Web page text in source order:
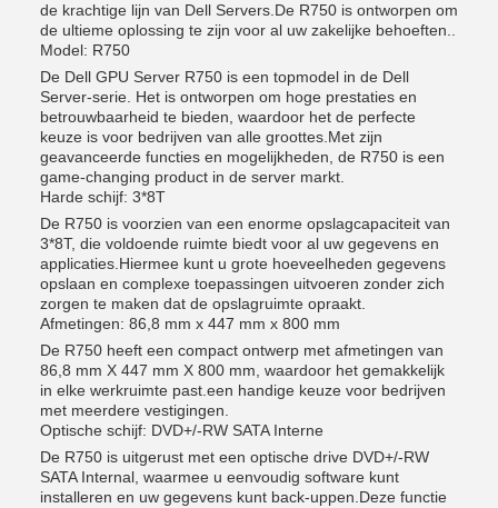
de krachtige lijn van Dell Servers.De R750 is ontworpen om
de ultieme oplossing te zijn voor al uw zakelijke behoeften..
Model: R750
De Dell GPU Server R750 is een topmodel in de Dell
Server-serie. Het is ontworpen om hoge prestaties en
betrouwbaarheid te bieden, waardoor het de perfecte
keuze is voor bedrijven van alle groottes.Met zijn
geavanceerde functies en mogelijkheden, de R750 is een
game-changing product in de server markt.
Harde schijf: 3*8T
De R750 is voorzien van een enorme opslagcapaciteit van
3*8T, die voldoende ruimte biedt voor al uw gegevens en
applicaties.Hiermee kunt u grote hoeveelheden gegevens
opslaan en complexe toepassingen uitvoeren zonder zich
zorgen te maken dat de opslagruimte opraakt.
Afmetingen: 86,8 mm x 447 mm x 800 mm
De R750 heeft een compact ontwerp met afmetingen van
86,8 mm X 447 mm X 800 mm, waardoor het gemakkelijk
in elke werkruimte past.een handige keuze voor bedrijven
met meerdere vestigingen.
Optische schijf: DVD+/-RW SATA Interne
De R750 is uitgerust met een optische drive DVD+/-RW
SATA Internal, waarmee u eenvoudig software kunt
installeren en uw gegevens kunt back-uppen.Deze functie